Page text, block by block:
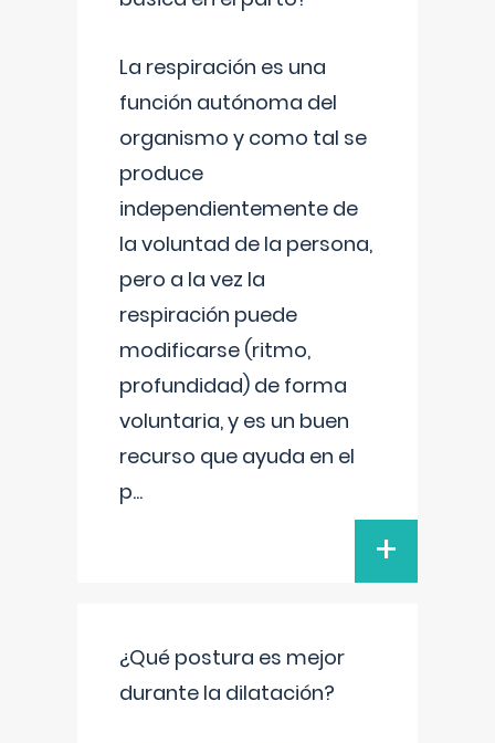
La respiración es una
función autónoma del
organismo y como tal se
produce
independientemente de
la voluntad de la persona,
pero a la vez la
respiración puede
modificarse (ritmo,
profundidad) de forma
voluntaria, y es un buen
recurso que ayuda en el
p...
+
¿Qué postura es mejor
durante la dilatación?